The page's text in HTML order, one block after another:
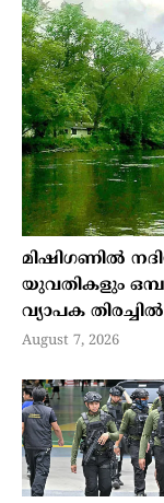
മിഷിഗണില്‍
യുവതികളും
വ്യാപക തിരച്ചില്‍
August 7, 2026